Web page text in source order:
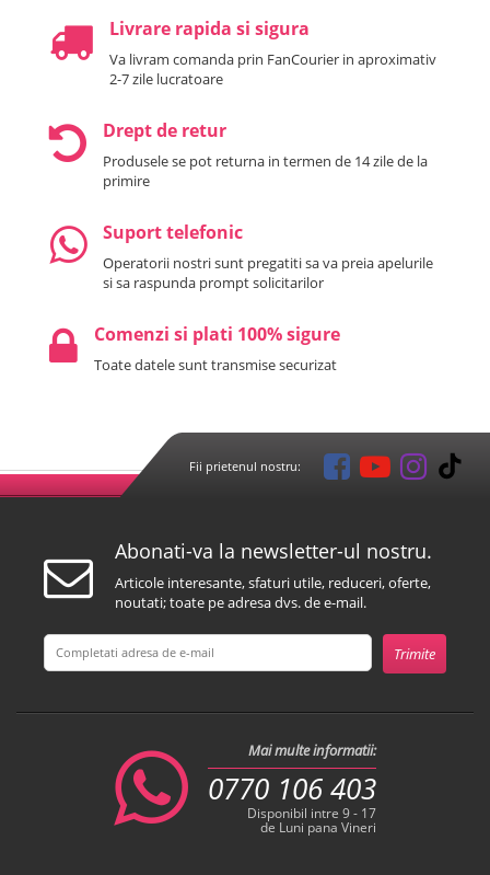
Livrare rapida si sigura
Va livram comanda prin FanCourier in aproximativ
2-7 zile lucratoare
Drept de retur
Produsele se pot returna in termen de 14 zile de la
primire
Suport telefonic
Operatorii nostri sunt pregatiti sa va preia apelurile
si sa raspunda prompt solicitarilor
Comenzi si plati 100% sigure
Toate datele sunt transmise securizat
Fii prietenul nostru:
Abonati-va la newsletter-ul nostru.
Articole interesante, sfaturi utile, reduceri, oferte,
noutati; toate pe adresa dvs. de e-mail.
Mai multe informatii:
0770 106 403
Disponibil intre 9 - 17
de Luni pana Vineri